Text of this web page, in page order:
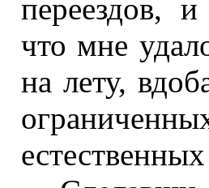
переездов,
что мне
на лету,